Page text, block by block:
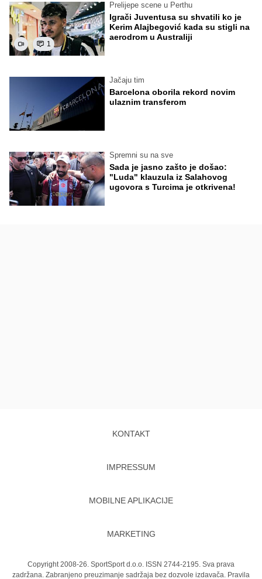
1
Prelijepe scene u Perthu
Igrači Juventusa su shvatili ko je
Kerim Alajbegović kada su stigli na
aerodrom u Australiji
Jačaju tim
Barcelona oborila rekord novim
ulaznim transferom
Spremni su na sve
Sada je jasno zašto je došao:
"Luda" klauzula iz Salahovog
ugovora s Turcima je otkrivena!
KONTAKT
IMPRESSUM
MOBILNE APLIKACIJE
MARKETING
Copyright 2008-26. SportSport d.o.o. ISSN 2744-2195. Sva prava
zadržana. Zabranjeno preuzimanje sadržaja bez dozvole izdavača. Pravila